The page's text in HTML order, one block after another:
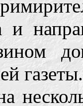
газеты.